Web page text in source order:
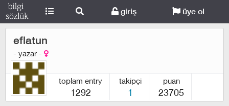
giriş üye ol
eflatun
- yazar -
toplam entry
1292
takipçi
1
puan
23705